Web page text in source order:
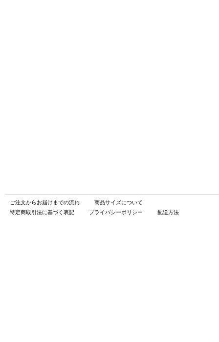
ご注文からお届けまでの流れ
商品サイズについて
特定商取引法に基づく表記
プライバシーポリシー 配送方法